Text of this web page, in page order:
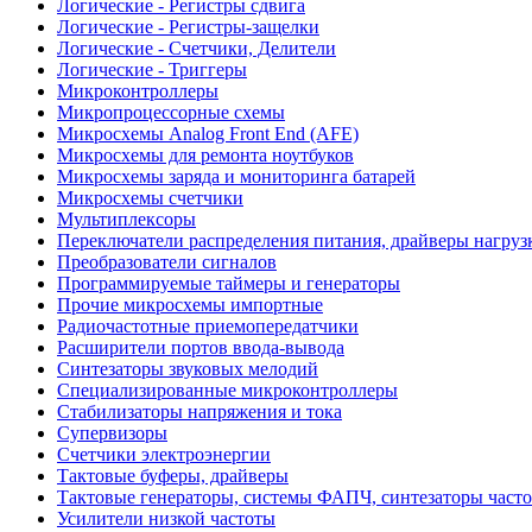
Логические - Регистры сдвига
Логические - Регистры-защелки
Логические - Счетчики, Делители
Логические - Триггеры
Микроконтроллеры
Микропроцессорные схемы
Микросхемы Analog Front End (AFE)
Микросхемы для ремонта ноутбуков
Микросхемы заряда и мониторинга батарей
Микросхемы счетчики
Мультиплексоры
Переключатели распределения питания, драйверы
Преобразователи сигналов
Программируемые таймеры и генераторы
Прочие микросхемы импортные
Радиочастотные приемопередатчики
Расширители портов ввода-вывода
Синтезаторы звуковых мелодий
Специализированные микроконтроллеры
Стабилизаторы напряжения и тока
Супервизоры
Счетчики электроэнергии
Тактовые буферы, драйверы
Тактовые генераторы, системы ФАПЧ, синтезаторы
Усилители низкой частоты